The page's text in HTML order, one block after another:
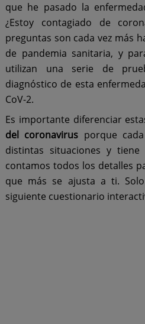
que he pasado la
¿Estoy contagiado de
preguntas son cada vez más
de pandemia sanitaria, y
utilizan una serie de
diagnóstico de esta
CoV-2.
Es importante diferenciar
del coronavirus porque
distintas situaciones y tiene
contamos todos los detalles
que más se ajusta a ti.
siguiente cuestionario